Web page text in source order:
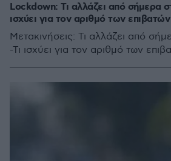
Lockdown: Τι αλλάζει από σήμερα
ισχύει για τον αριθμό των επιβατών
Μετακινήσεις: Τι αλλάζει από
-Τι ισχύει για τον αριθμό των